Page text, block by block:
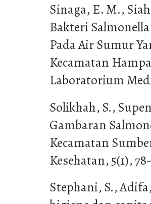
Sinaga, E. M.,
Bakteri
Pada Air Sumur
Kecamatan
Laboratorium
Solikhah, S.,
Gambaran
Kecamatan
Kesehatan, 5(1),
Stephani, S.,